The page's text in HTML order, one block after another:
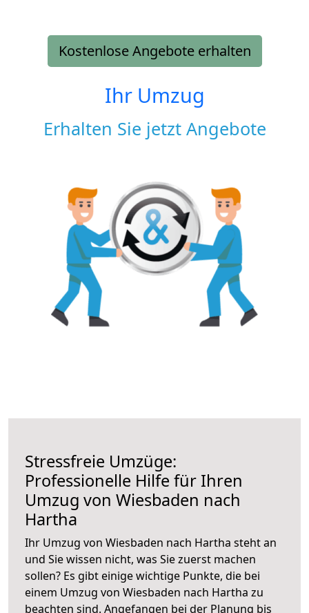
Kostenlose Angebote erhalten
Ihr Umzug
Erhalten Sie jetzt Angebote
Stressfreie Umzüge:
Professionelle Hilfe für Ihren
Umzug von Wiesbaden nach
Hartha
Ihr Umzug von Wiesbaden nach Hartha steht an
und Sie wissen nicht, was Sie zuerst machen
sollen? Es gibt einige wichtige Punkte, die bei
einem Umzug von Wiesbaden nach Hartha zu
beachten sind. Angefangen bei der Planung bis